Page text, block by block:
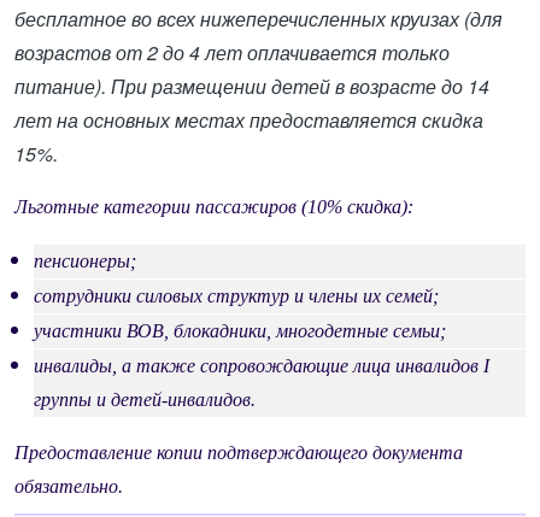
бесплатное во всех нижеперечисленных круизах (для
возрастов от 2 до 4 лет оплачивается только
питание). При размещении детей в возрасте до 14
лет на основных местах предоставляется скидка
15%.
Льготные категории пассажиров (10% скидка):
пенсионеры;
сотрудники силовых структур и члены их семей;
участники ВОВ, блокадники, многодетные семьи;
инвалиды, а также сопровождающие лица инвалидов I
группы и детей-инвалидов.
Предоставление копии подтверждающего документа
обязательно.